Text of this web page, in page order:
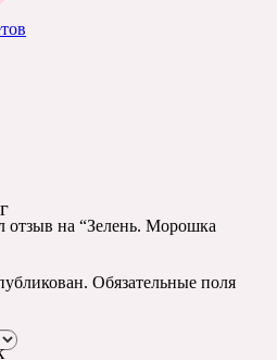
отзыв на “Зелень. Морошка
Обязательные поля